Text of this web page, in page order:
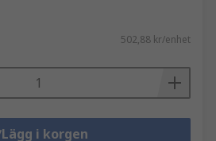
502,88 kr/enhet
Lägg i korgen